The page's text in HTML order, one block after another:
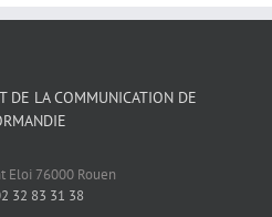
DE LA COMMUNICATION DE
Eloi 76000 Rouen
32 83 31 38